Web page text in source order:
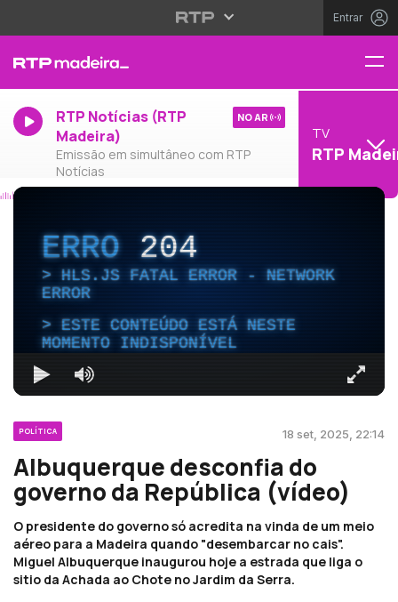
Entrar
RTP Notícias (RTP
Madeira)
Emissão em simultâneo com RTP
Notícias
NO AR
TV
RTP
ERRO204
HLS.JS FATAL ERROR - NETWORK
ERROR
ESTE CONTEÚDO ESTÁ NESTE
MOMENTO INDISPONÍVEL
POLÍTICA 18 set, 2025, 22:14
Albuquerque desconfia do
governo da República (vídeo)
O presidente do governo só acredita na vinda de um meio
aéreo para a Madeira quando "desembarcar no cais".
Miguel Albuquerque inaugurou hoje a estrada que liga o
sitio da Achada ao Chote no Jardim da Serra.